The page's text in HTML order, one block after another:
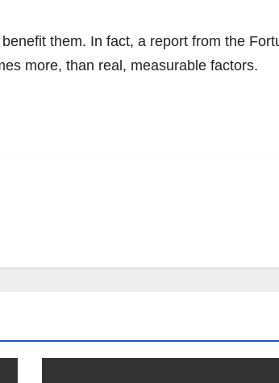
them. In fact, a report from the
more, than real, measurable factors.